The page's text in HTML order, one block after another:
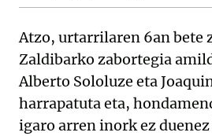
Atzo, urtarrilaren 6an bete
Zaldibarko zabortegia
Alberto Sololuze eta
harrapatuta eta,
igaro arren inork ez